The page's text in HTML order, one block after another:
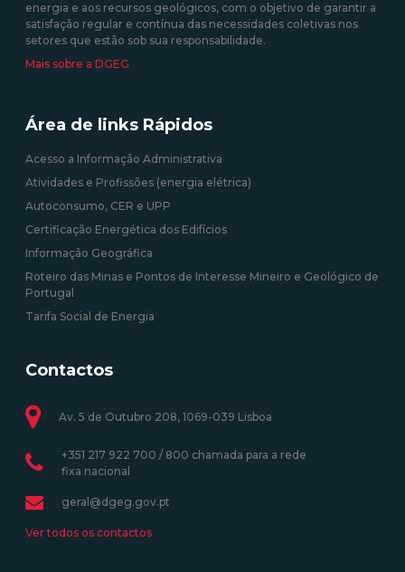
energia e aos recursos geológicos, com o objetivo de garantir a
satisfação regular e contínua das necessidades coletivas nos
setores que estão sob sua responsabilidade.
Mais sobre a DGEG
Área de links Rápidos
Acesso a Informação Administrativa
Atividades e Profissões (energia elétrica)
Autoconsumo, CER e UPP
Certificação Energética dos Edifícios
Informação Geográfica
Roteiro das Minas e Pontos de Interesse Mineiro e Geológico de
Portugal
Tarifa Social de Energia
Contactos
Av. 5 de Outubro 208, 1069-039 Lisboa
+351 217 922 700 / 800 chamada para a rede
fixa nacional
geral@dgeg.gov.pt
Ver todos os contactos